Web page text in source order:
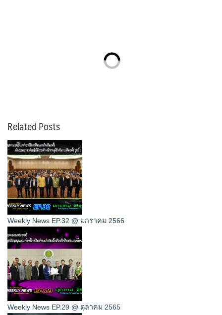
Related Posts
Weekly News EP.32 @ มกราคม 2566
Weekly News EP.29 @ ตุลาคม 2565